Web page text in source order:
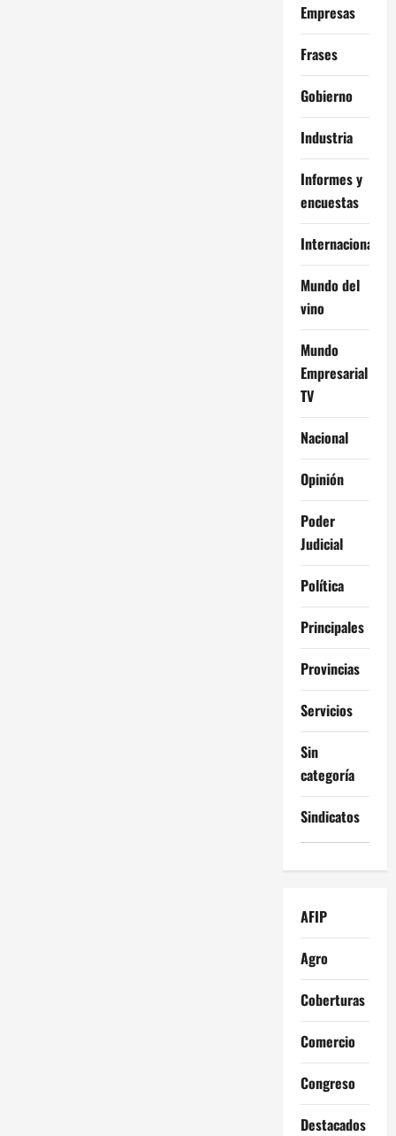
Empresas
Frases
Gobierno
Industria
Informes y
encuestas
Internacional
Mundo del
vino
Mundo
Empresarial
TV
Nacional
Opinión
Poder
Judicial
Política
Principales
Provincias
Servicios
Sin
categoría
Sindicatos
AFIP
Agro
Coberturas
Comercio
Congreso
Destacados